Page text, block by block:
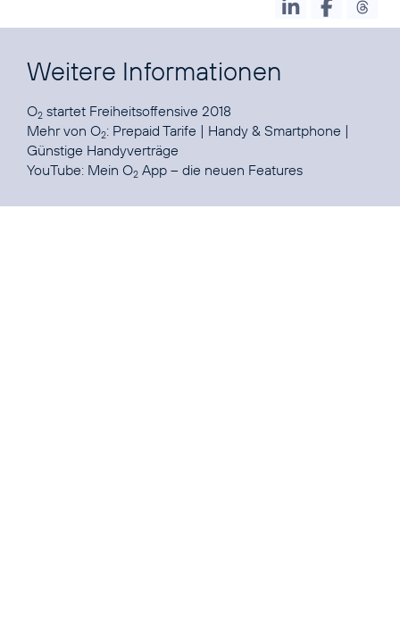
Weitere Informationen
O2 startet Freiheitsoffensive 2018
Mehr von O2: Prepaid Tarife | Handy & Smartphone |
Günstige Handyverträge
YouTube: Mein O2 App – die neuen Features